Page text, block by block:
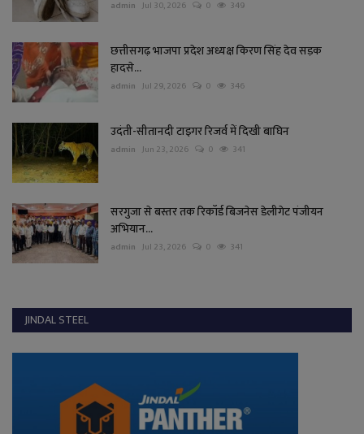
admin Jul 30, 2026 0 349
छत्तीसगढ़ भाजपा प्रदेश अध्यक्ष किरण सिंह देव सड़क
हादसे...
admin Jul 29, 2026 0 346
उदंती-सीतानदी टाइगर रिजर्व में दिखी बाघिन
admin Jun 23, 2026 0 341
सरगुजा से बस्तर तक रिकॉर्ड बिजनेस डेलीगेट पंजीयन
अभियान...
admin Jul 23, 2026 0 341
JINDAL STEEL